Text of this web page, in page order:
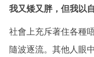
我又矮又胖，但我以
社會上充斥著住各種
隨波逐流。其他人眼